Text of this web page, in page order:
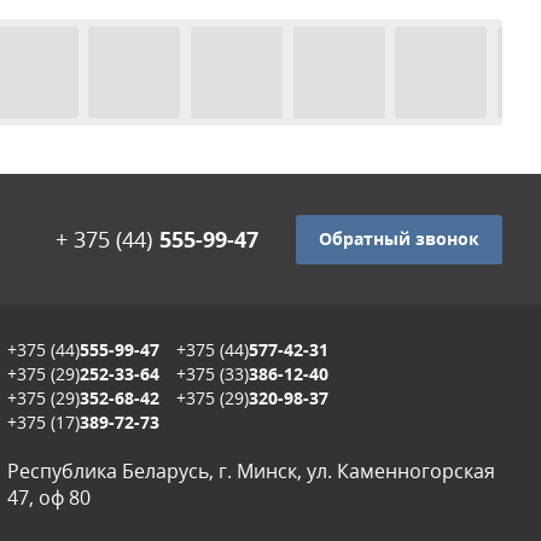
+ 375 (44) 555-99-47 Обратный звонок
+375 (44)555-99-47 +375 (44)577-42-31
+375 (29)252-33-64 +375 (33)386-12-40
+375 (29)352-68-42 +375 (29)320-98-37
+375 (17)389-72-73
Республика Беларусь, г. Минск, ул. Каменногорская
47, оф 80